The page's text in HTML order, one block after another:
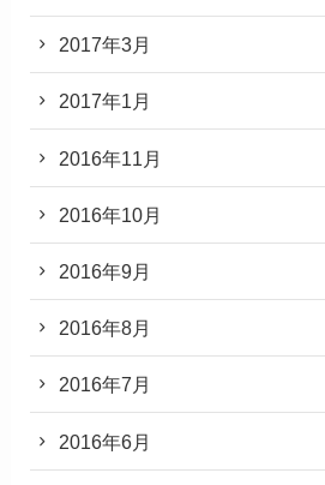
2017年3月
2017年1月
2016年11月
2016年10月
2016年9月
2016年8月
2016年7月
2016年6月